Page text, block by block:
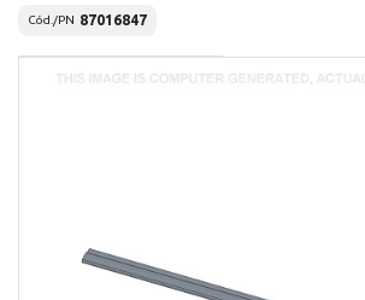
Cód./PN 87016847